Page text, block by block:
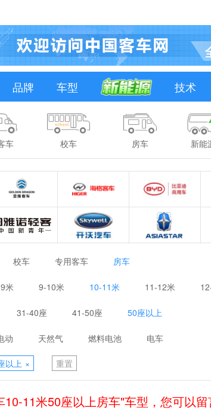
品牌 车型 技术
车 校车 房车 新能
校车 专用客车 房车
米 9-10米 10-11米 11-12米
31-40座 41-50座 50座以上
动 天然气 燃料电池 电车
以上 × 重置
10-11米50座以上房车"车型，您可以